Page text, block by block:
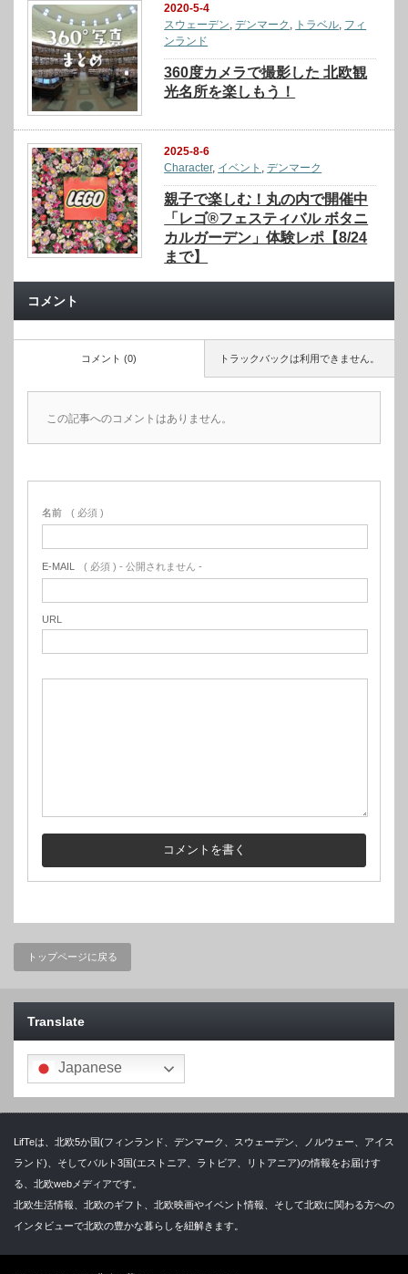
2020-5-4
スウェーデン,デンマーク , トラベル, フィ
ンランド
360度カメラで撮影した 北欧観
光名所を楽しもう！
2025-8-6
Character, イベント ,デンマーク
親子で楽しむ！丸の内で開催中
「レゴ®フェスティバル ボタニ
カルガーデン」体験レポ【8/24
まで】
コメント
トラックバックは利用できません。
コメント (0)
この記事へのコメントはありません。
名前 ( 必須 )
E-MAIL ( 必須 ) - 公開されません -
URL
トップページに戻る
Translate
Japanese
LifTeは、北欧5か国(フィンランド、デンマーク、スウェーデン、ノルウェー、アイス
ランド)、そしてバルト3国(エストニア、ラトビア、リトアニア)の情報をお届けす
る、北欧webメディアです。
北欧生活情報、北欧のギフト、北欧映画やイベント情報、そして北欧に関わる方への
インタビューで北欧の豊かな暮らしを紐解きます。